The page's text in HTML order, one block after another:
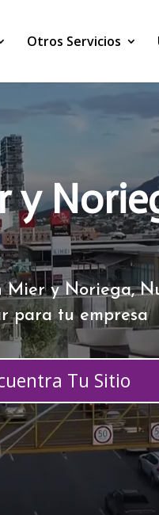
Otros Servicios
y
Mier y Noriega,
para tu empresa
Tu Sitio